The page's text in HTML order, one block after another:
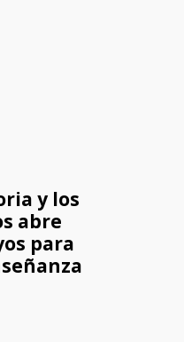
y los
abre
para